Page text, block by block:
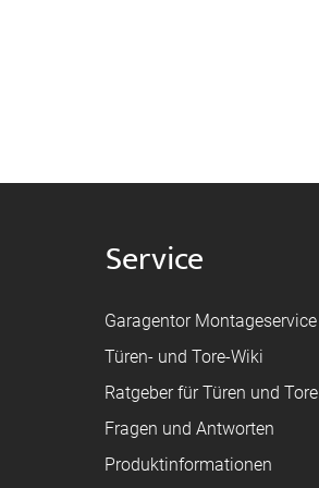
Service
Garagentor Montageservice
Türen- und Tore-Wiki
Ratgeber für Türen und Tore
Fragen und Antworten
Produktinformationen